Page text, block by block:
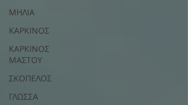
ΜΗΛΙΑ
ΚΑΡΚΙΝΟΣ
ΚΑΡΚΙΝΟΣ
ΜΑΣΤΟΥ
ΣΚΟΠΕΛΟΣ
ΓΛΩΣΣΑ